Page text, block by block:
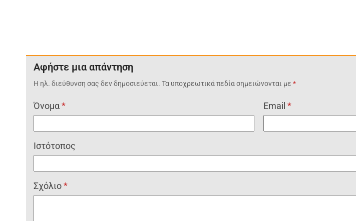
Αφήστε μια απάντηση
Η ηλ. διεύθυνση σας δεν δημοσιεύεται. Τα υποχρεωτικά πεδία σημειώνονται με*
Όνομα* Email*
Ιστότοπος
Σχόλιο*